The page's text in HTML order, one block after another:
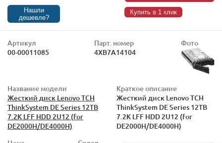
Нашли
дешевле?
Купить в 1 клик
Артикул
00-00011085
Парт. номер
4XB7A14104
Фото
Название модели
Жесткий диск Lenovo TCH
ThinkSystem DE Series 12TB
7.2K LFF HDD 2U12 (for
DE2000H/DE4000H)
Краткое описание
Жесткий диск Lenovo TCH
ThinkSystem DE Series 12TB
7.2K LFF HDD 2U12 (for
DE2000H/DE4000H)